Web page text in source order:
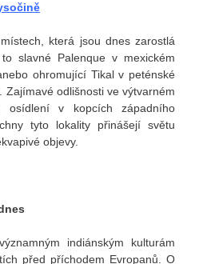
která jsou dnes zarostlá
slavné Palenque v mexickém
ohromující Tikal v peténské
Zajímavé odlišnosti ve výtvarném
osídlení v kopcích západního
tyto lokality přinášejí světu
objevy.
indiánským kulturám
před příchodem Evropanů. O